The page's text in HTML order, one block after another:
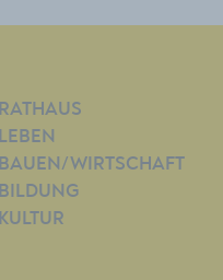
RATHAUS
LEBEN
BAUEN/WIRTSCHAFT
BILDUNG
KULTUR